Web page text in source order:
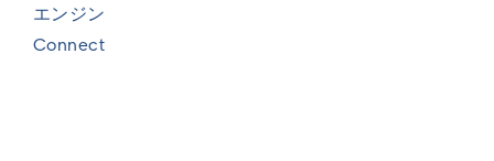
エンジン
Connect